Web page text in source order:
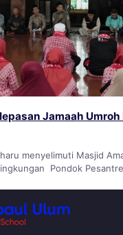
Jamaah Umroh
haru menyelimuti Masjid
Pondok